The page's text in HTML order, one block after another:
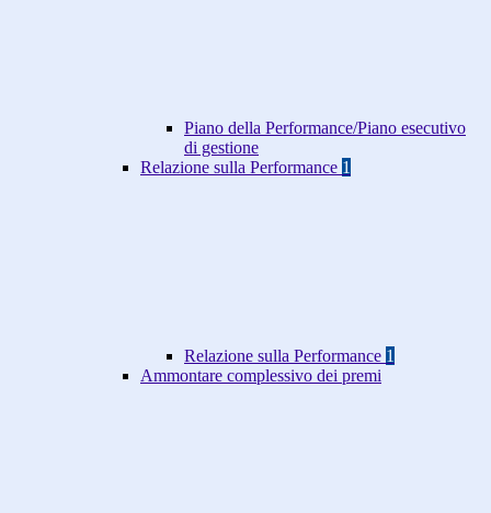
Piano della Performance/Piano esecutivo
di gestione
Relazione sulla Performance 1
Relazione sulla Performance 1
Ammontare complessivo dei premi